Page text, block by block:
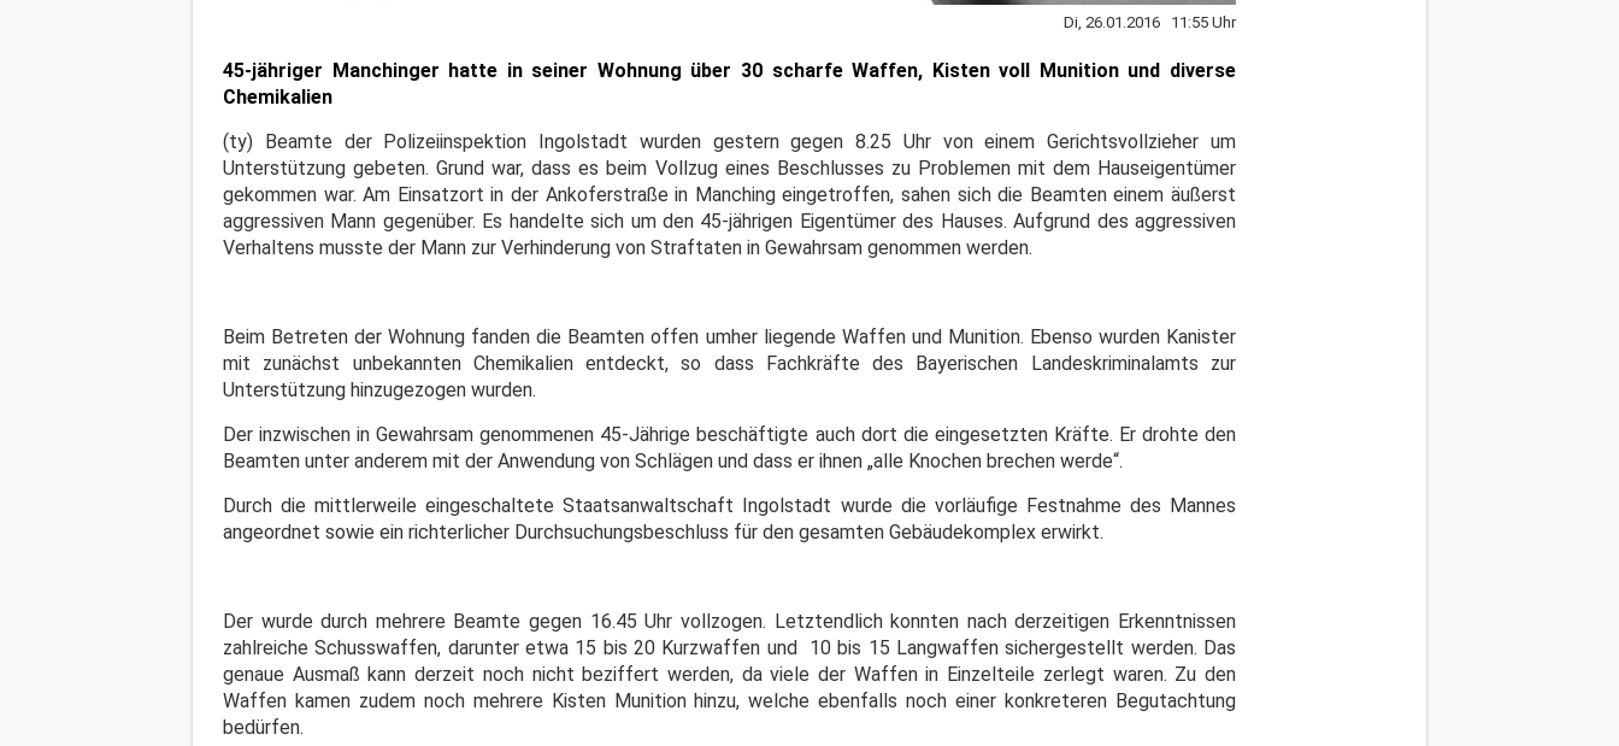
Di, 26.01.2016 11:55 Uhr
45-jähriger Manchinger hatte in seiner Wohnung über 30 scharfe Waffen, Kisten voll Munition und diverse
Chemikalien
(ty) Beamte der Polizeiinspektion Ingolstadt wurden gestern gegen 8.25 Uhr von einem Gerichtsvollzieher um
Unterstützung gebeten. Grund war, dass es beim Vollzug eines Beschlusses zu Problemen mit dem Hauseigentümer
gekommen war. Am Einsatzort in der Ankoferstraße in Manching eingetroffen, sahen sich die Beamten einem äußerst
aggressiven Mann gegenüber. Es handelte sich um den 45-jährigen Eigentümer des Hauses. Aufgrund des aggressiven
Verhaltens musste der Mann zur Verhinderung von Straftaten in Gewahrsam genommen werden.
Beim Betreten der Wohnung fanden die Beamten offen umher liegende Waffen und Munition. Ebenso wurden Kanister
mit zunächst unbekannten Chemikalien entdeckt, so dass Fachkräfte des Bayerischen Landeskriminalamts zur
Unterstützung hinzugezogen wurden.
Der inzwischen in Gewahrsam genommenen 45-Jährige beschäftigte auch dort die eingesetzten Kräfte. Er drohte den
Beamten unter anderem mit der Anwendung von Schlägen und dass er ihnen „alle Knochen brechen werde“.
Durch die mittlerweile eingeschaltete Staatsanwaltschaft Ingolstadt wurde die vorläufige Festnahme des Mannes
angeordnet sowie ein richterlicher Durchsuchungsbeschluss für den gesamten Gebäudekomplex erwirkt.
Der wurde durch mehrere Beamte gegen 16.45 Uhr vollzogen. Letztendlich konnten nach derzeitigen Erkenntnissen
zahlreiche Schusswaffen, darunter etwa 15 bis 20 Kurzwaffen und 10 bis 15 Langwaffen sichergestellt werden. Das
genaue Ausmaß kann derzeit noch nicht beziffert werden, da viele der Waffen in Einzelteile zerlegt waren. Zu den
Waffen kamen zudem noch mehrere Kisten Munition hinzu, welche ebenfalls noch einer konkreteren Begutachtung
bedürfen.